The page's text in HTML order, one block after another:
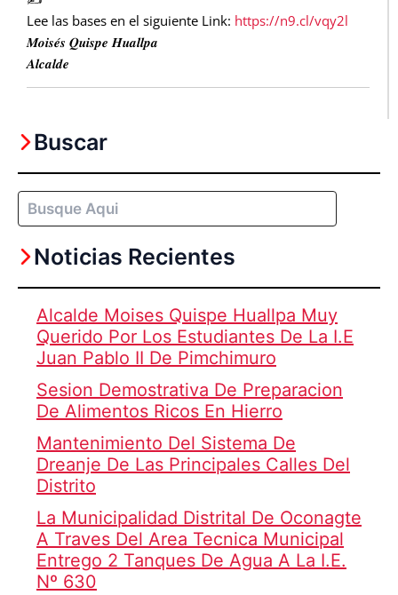
Lee las bases en el siguiente Link: https://n9.cl/vqy2l
𝑴𝒐𝒊𝒔𝒆́𝒔 𝑸𝒖𝒊𝒔𝒑𝒆 𝑯𝒖𝒂𝒍𝒍𝒑𝒂
𝑨𝒍𝒄𝒂𝒍𝒅𝒆
Buscar
Buscar
Noticias Recientes
Alcalde Moises Quispe Huallpa Muy
Querido Por Los Estudiantes De La I.E
Juan Pablo II De Pimchimuro
Sesion Demostrativa De Preparacion
De Alimentos Ricos En Hierro
Mantenimiento Del Sistema De
Dreanje De Las Principales Calles Del
Distrito
La Municipalidad Distrital De Oconagte
A Traves Del Area Tecnica Municipal
Entrego 2 Tanques De Agua A La I.E.
Nº 630